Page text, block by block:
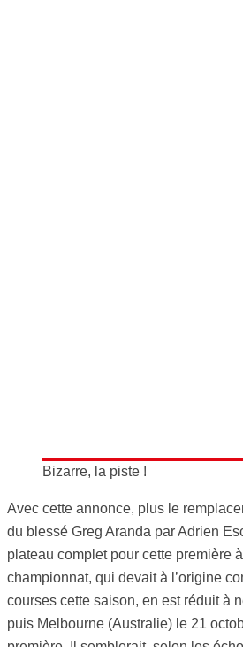
Bizarre, la piste !
Avec cette annonce, plus le
du blessé Greg Aranda par Adrien
plateau complet pour cette première
championnat, qui devait à l’origine
courses cette saison, en est réduit à
puis Melbourne (Australie) le 21